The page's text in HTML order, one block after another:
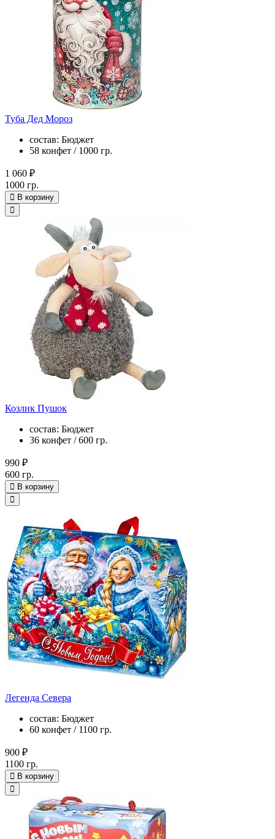
Туба Дед Мороз
состав: Бюджет
58 конфет / 1000 гр.
1 060 ₽
1000 гр.
В корзину
Козлик Пушок
состав: Бюджет
36 конфет / 600 гр.
990 ₽
600 гр.
В корзину
Легенда Севера
состав: Бюджет
60 конфет / 1100 гр.
900 ₽
1100 гр.
В корзину